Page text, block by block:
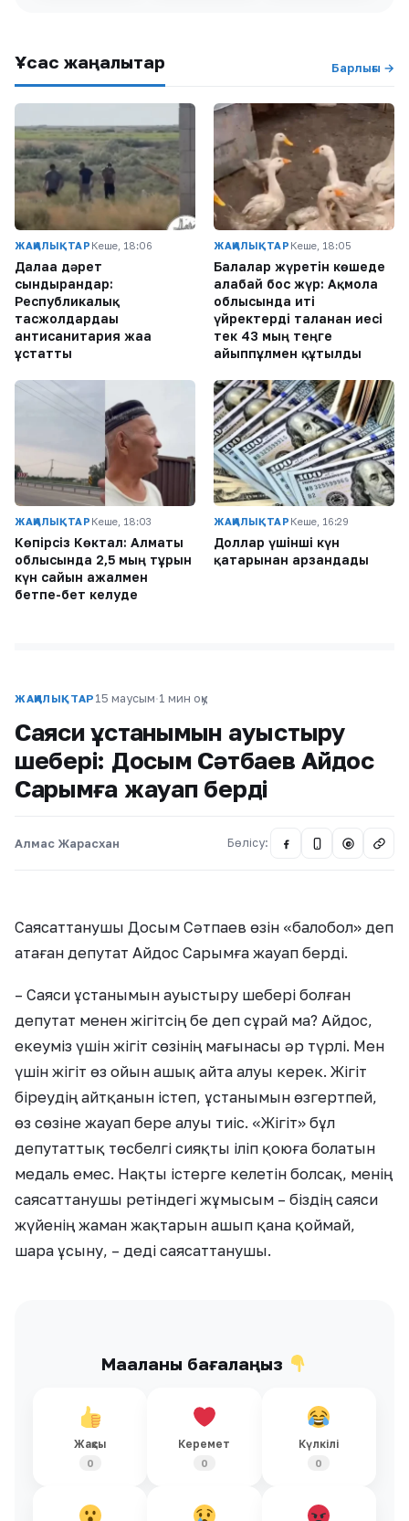
Ұқсас жаңалықтар Барлығы →
ЖАҢАЛЫҚТАР Кеше, 18:06
Далаға дәрет
сындырғандар:
Республикалық
тасжолдардағы
антисанитария жаға
ұстатты
ЖАҢАЛЫҚТАР Кеше, 18:05
Балалар жүретін көшеде
алабай бос жүр: Ақмола
облысында иті
үйректерді таланған иесі
тек 43 мың теңге
айыппұлмен құтылды
ЖАҢАЛЫҚТАР Кеше, 18:03
Көпірсіз Көктaл: Алматы
облысында 2,5 мың тұрғын
күн сайын ажалмен
бетпе-бет келуде
ЖАҢАЛЫҚТАР Кеше, 16:29
Доллар үшінші күн
қатарынан арзандады
ЖАҢАЛЫҚТАР 15 маусым·1 мин оқу
Саяси ұстанымын ауыстыру
шебері: Досым Сәтбаев Айдос
Сарымға жауап берді
Алмас Жарасхан Бөлісу: @
Саясаттанушы Досым Сәтпаев өзін «балобол» деп
атаған депутат Айдос Сарымға жауап берді.
– Саяси ұстанымын ауыстыру шебері болған
депутат менен жігітсің бе деп сұрай ма? Айдос,
екеуміз үшін жігіт сөзінің мағынасы әр түрлі. Мен
үшін жігіт өз ойын ашық айта алуы керек. Жігіт
біреудің айтқанын істеп, ұстанымын өзгертпей,
өз сөзіне жауап бере алуы тиіс. «Жігіт» бұл
депутаттық төсбелгі сияқты іліп қоюға болатын
медаль емес. Нақты істерге келетін болсақ, менің
саясаттанушы ретіндегі жұмысым – біздің саяси
жүйенің жаман жақтарын ашып қана қоймай,
шара ұсыну, – деді саясаттанушы.
Мақаланы бағалаңыз
Жақсы
0
Керемет
0
Күлкілі
0